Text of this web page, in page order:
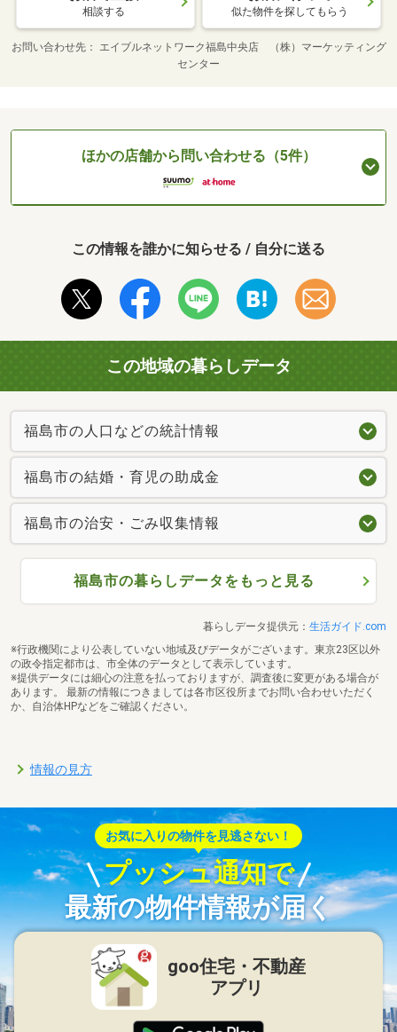
相談する 似た物件を探してもらう
お問い合わせ先
エイブルネットワーク福島中央店 （株）マーケッティング
センター
ほかの店舗から問い合わせる（5件）
この情報を誰かに知らせる / 自分に送る
この地域の暮らしデータ
福島市の人口などの統計情報
福島市の結婚・育児の助成金
福島市の治安・ごみ収集情報
福島市の暮らしデータをもっと見る
暮らしデータ提供元： 生活ガイド.com
※行政機関により公表していない地域及びデータがございます。東京23区以外
の政令指定都市は、市全体のデータとして表示しています。
※提供データには細心の注意を払っておりますが、調査後に変更がある場合が
あります。 最新の情報につきましては各市区役所までお問い合わせいただく
か、自治体HPなどをご確認ください。
情報の見方
お気に入りの物件を見逃さない！
プッシュ通知で
最新の物件情報が届く
goo住宅・不動産
アプリ